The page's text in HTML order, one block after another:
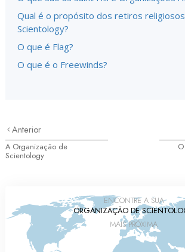
Qual é o propósito dos retiros
Scientology?
O que é Flag?
O que é o Freewinds?
Anterior
A Organização de
Scientology
ENCONTRE A SUA
ORGANIZAÇÃO DE
MAIS PRÓXIMA